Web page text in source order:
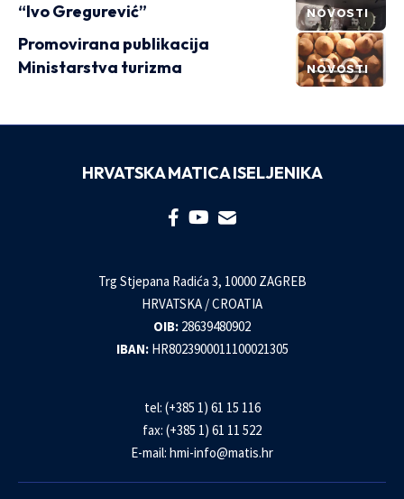
NOVOSTI
“Ivo Gregurević”
NOVOSTI
Promovirana publikacija
Ministarstva turizma
HRVATSKA MATICA ISELJENIKA
Trg Stjepana Radića 3, 10000 ZAGREB
HRVATSKA / CROATIA
OIB: 28639480902
IBAN: HR8023900011100021305
tel: (+385 1) 61 15 116
fax: (+385 1) 61 11 522
E-mail: hmi-info@matis.hr